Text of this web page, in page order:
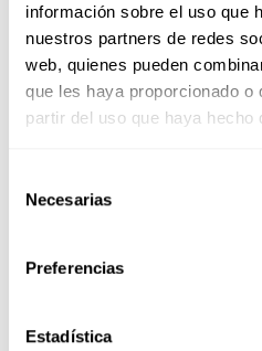
información sobre el uso que
nuestros partners de redes
web, quienes pueden
que les haya proporcionado o
partir del uso que haya hecho
Necesarias
Preferencias
Estadística
préstamos y créditos de
tu incumbencia.